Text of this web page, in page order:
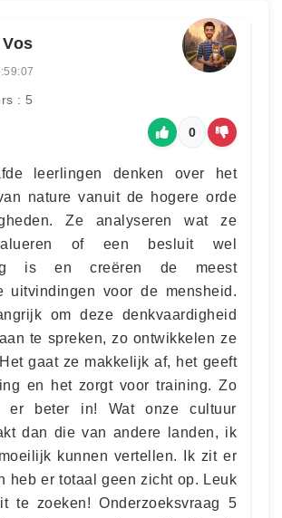
: 5
0
leerlingen denken over het
nature vanuit de hogere orde
Ze analyseren wat ze
of een besluit wel
is en creëren de meest
uitvindingen voor de mensheid.
om deze denkvaardigheid
te spreken, zo ontwikkelen ze
gaat ze makkelijk af, het geeft
en het zorgt voor training. Zo
er beter in! Wat onze cultuur
dan die van andere landen, ik
kunnen vertellen. Ik zit er
heb er totaal geen zicht op. Leuk
te zoeken! Onderzoeksvraag 5